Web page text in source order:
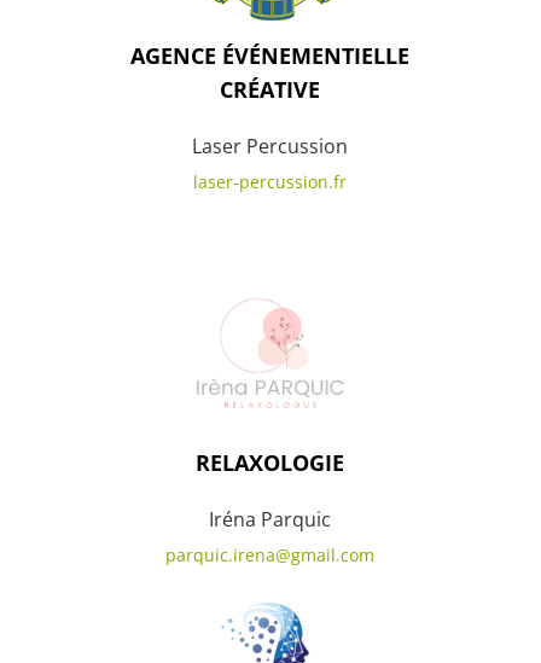
AGENCE ÉVÉNEMENTIELLE
CRÉATIVE
Laser Percussion
laser-percussion.fr
RELAXOLOGIE
Iréna Parquic
parquic.irena@gmail.com